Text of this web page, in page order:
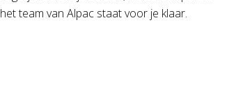
team van Alpac staat voor je klaar.